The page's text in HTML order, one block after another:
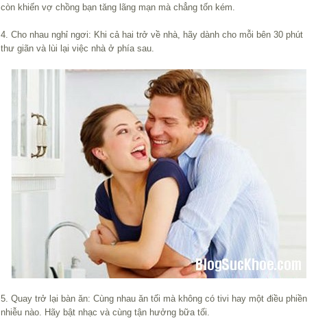
còn khiến vợ chồng bạn tăng lãng mạn mà chẳng tốn kém.
4. Cho nhau nghỉ ngơi: Khi cả hai trở về nhà, hãy dành cho mỗi bên 30 phút
thư giãn và lùi lại việc nhà ở phía sau.
5. Quay trở lại bàn ăn: Cùng nhau ăn tối mà không có tivi hay một điều phiền
nhiễu nào. Hãy bật nhạc và cùng tận hưởng bữa tối.